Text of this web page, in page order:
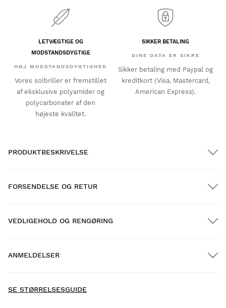
LETVÆGTIGE OG
MODSTANDSDYGTIGE
HØJ MODSTANDSDYGTIGHED
Vores solbriller er fremstillet
af eksklusive polyamider og
polycarbonater af den
højeste kvalitet.
SIKKER BETALING
DINE DATA ER SIKRE
Sikker betaling med Paypal og
kreditkort (Visa, Mastercard,
American Express).
PRODUKTBESKRIVELSE
FORSENDELSE OG RETUR
Hjemmelevering over $300.00
VEDLIGEHOLD OG RENGØRING
ANMELDELSER
produkt -
SE STØRRELSESGUIDE